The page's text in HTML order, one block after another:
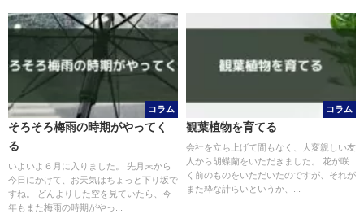
コラム
そろそろ梅雨の時期がやってく
る
いよいよ６月に入りました。 先月末から
今日にかけて、お天気はちょっと下り坂で
すね。 どんよりした空を見ていたら、今
年もまた梅雨の時期がやっ...
コラム
観葉植物を育てる
会社を立ち上げて間もなく、大変親しい友
人から胡蝶蘭をいただきました。 花が咲
く前のものをいただいたのですが、それが
また粋な計らいというか、...